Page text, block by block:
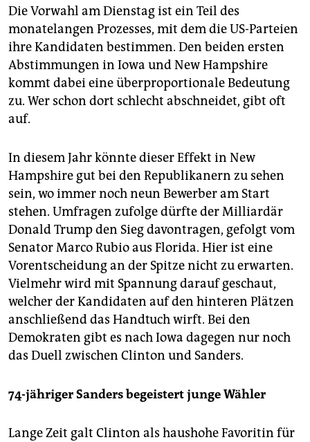
Die Vorwahl am Dienstag ist ein Teil des
monatelangen Prozesses, mit dem die US-Parteien
ihre Kandidaten bestimmen. Den beiden ersten
Abstimmungen in Iowa und New Hampshire
kommt dabei eine überproportionale Bedeutung
zu. Wer schon dort schlecht abschneidet, gibt oft
auf.
In diesem Jahr könnte dieser Effekt in New
Hampshire gut bei den Republikanern zu sehen
sein, wo immer noch neun Bewerber am Start
stehen. Umfragen zufolge dürfte der Milliardär
Donald Trump den Sieg davontragen, gefolgt vom
Senator Marco Rubio aus Florida. Hier ist eine
Vorentscheidung an der Spitze nicht zu erwarten.
Vielmehr wird mit Spannung darauf geschaut,
welcher der Kandidaten auf den hinteren Plätzen
anschließend das Handtuch wirft. Bei den
Demokraten gibt es nach Iowa dagegen nur noch
das Duell zwischen Clinton und Sanders.
74-jähriger Sanders begeistert junge Wähler
Lange Zeit galt Clinton als haushohe Favoritin für